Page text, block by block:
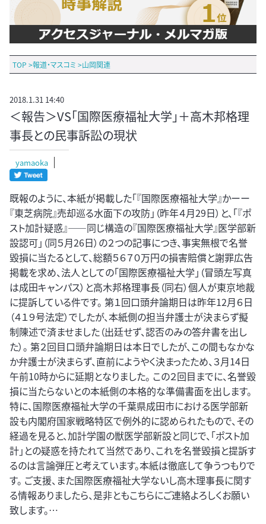
TOP >報道・マスコミ >山岡関連
2018.1.31 14:40
＜報告＞VS「国際医療福祉大学」＋高木邦格理
事長との民事訴訟の現状
yamaoka
既報のように、本紙が掲載した「『国際医療福祉大学』かーー
『東芝病院』売却巡る水面下の攻防」（昨年４月29日）と、「『ポ
スト加計疑惑』――同じ構造の『国際医療福祉大学』医学部新
設認可」（同５月26日）の２つの記事につき、事実無根で名誉
毀損に当たるとして、総額５６７０万円の損害賠償と謝罪広告
掲載を求め、法人としての「国際医療福祉大学」（冒頭左写真
は成田キャンパス）と高木邦格理事長（同右）個人が東京地裁
に提訴している件です。 第１回口頭弁論期日は昨年12月６日
（４１９号法定）でしたが、本紙側の担当弁護士が決まらず擬
制陳述で済ませました（出廷せず、認否のみの答弁書を出し
た）。 第２回目口頭弁論期日は本日でしたが、この間もなかな
か弁護士が決まらず、直前にようやく決まったため、３月14日
午前10時からに延期となりました。 この２回目までに、名誉毀
損に当たらないとの本紙側の本格的な準備書面を出します。
特に、国際医療福祉大学の千葉県成田市における医学部新
設も内閣府国家戦略特区で例外的に認められたもので、その
経過を見ると、加計学園の獣医学部新設と同じで、「ポスト加
計」との疑惑を持たれて当然であり、これを名誉毀損と提訴す
るのは言論弾圧と考えています。本紙は徹底して争うつもりで
す。 ご支援、また国際医療福祉大学ないし高木理事長に関す
る情報ありましたら、是非ともこちらにご連絡よろしくお願い
致します。…